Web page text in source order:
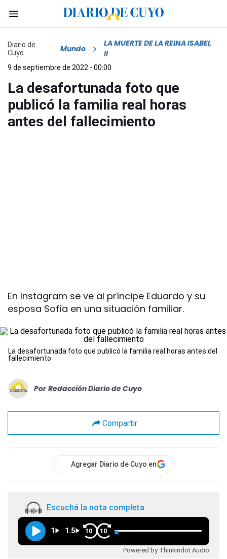
Diario de
Cuyo
Mundo
LA MUERTE DE LA REINA ISABEL
II
9 de septiembre de 2022 - 00:00
La desafortunada foto que
publicó la familia real horas
antes del fallecimiento
En Instagram se ve al príncipe Eduardo y su
esposa Sofía en una situación familiar.
La desafortunada foto que publicó la familia real horas antes del
fallecimiento
Por Redacción Diario de Cuyo
Compartir
Agregar Diario de Cuyo en
Escuchá la nota completa
1 1.5 10 10
Powered by Thinkindot Audio